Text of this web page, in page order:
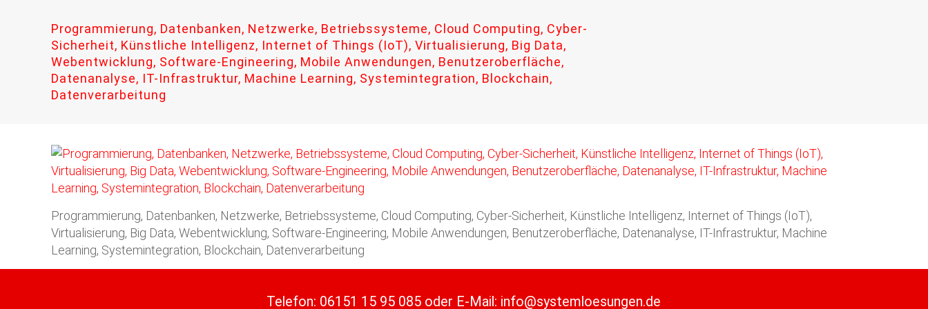
Programmierung, Datenbanken, Netzwerke, Betriebssysteme, Cloud Computing, Cyber-
Sicherheit, Künstliche Intelligenz, Internet of Things (IoT), Virtualisierung, Big Data,
Webentwicklung, Software-Engineering, Mobile Anwendungen, Benutzeroberfläche,
Datenanalyse, IT-Infrastruktur, Machine Learning, Systemintegration, Blockchain,
Datenverarbeitung
Programmierung, Datenbanken, Netzwerke, Betriebssysteme, Cloud Computing, Cyber-Sicherheit, Künstliche Intelligenz, Internet of Things (IoT),
Virtualisierung, Big Data, Webentwicklung, Software-Engineering, Mobile Anwendungen, Benutzeroberfläche, Datenanalyse, IT-Infrastruktur, Machine
Learning, Systemintegration, Blockchain, Datenverarbeitung
Telefon: 06151 15 95 085 oder E-Mail: info@systemloesungen.de